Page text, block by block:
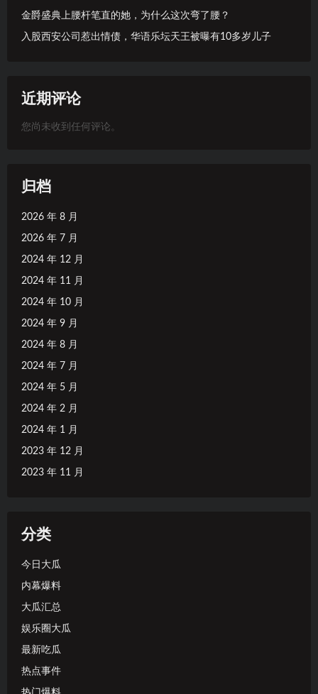
金爵盛典上腰杆笔直的她，为什么这次弯了腰？
入股西安公司惹出情债，华语乐坛天王被曝有10多岁儿子
近期评论
您尚未收到任何评论。
归档
2026 年 8 月
2026 年 7 月
2024 年 12 月
2024 年 11 月
2024 年 10 月
2024 年 9 月
2024 年 8 月
2024 年 7 月
2024 年 5 月
2024 年 2 月
2024 年 1 月
2023 年 12 月
2023 年 11 月
分类
今日大瓜
内幕爆料
大瓜汇总
娱乐圈大瓜
最新吃瓜
热点事件